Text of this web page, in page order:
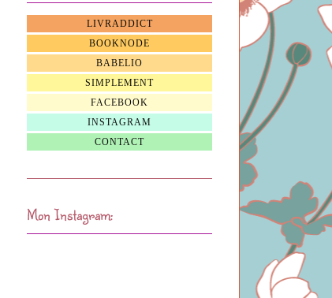
LIVRADDICT
BOOKNODE
BABELIO
SIMPLEMENT
FACEBOOK
INSTAGRAM
CONTACT
Mon Instagram: